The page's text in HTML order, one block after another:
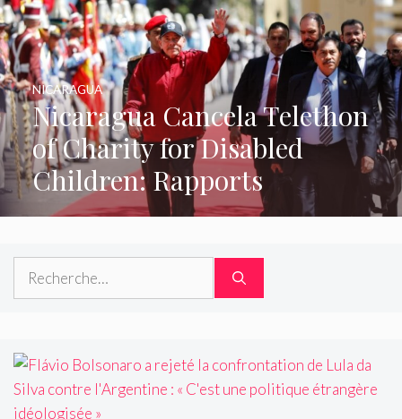
Nicaragua Cancela Telethon
of Charity for Disabled
Children: Rapports
NICARAGUA
Rechercher :